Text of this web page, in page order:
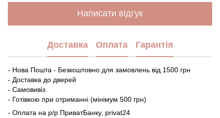
Написати відгук
Доставка Оплата Гарантія
- Нова Пошта - Безкоштовно для замовлень від 1500 грн
- Доставка до дверей
- Самовивіз
- Готівкою при отриманні (мінімум 500 грн)
- Оплата на р/р ПриватБанку, privat24